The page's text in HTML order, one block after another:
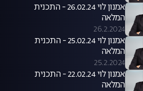
אמנון לוי 26.02.24 - התכנית
המלאה
26.2.2024
אמנון לוי 25.02.24 - התכנית
המלאה
25.2.2024
אמנון לוי 22.02.24 - התכנית
המלאה